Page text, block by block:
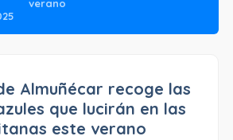
verano
Almuñécar recoge las
que lucirán en las
este verano